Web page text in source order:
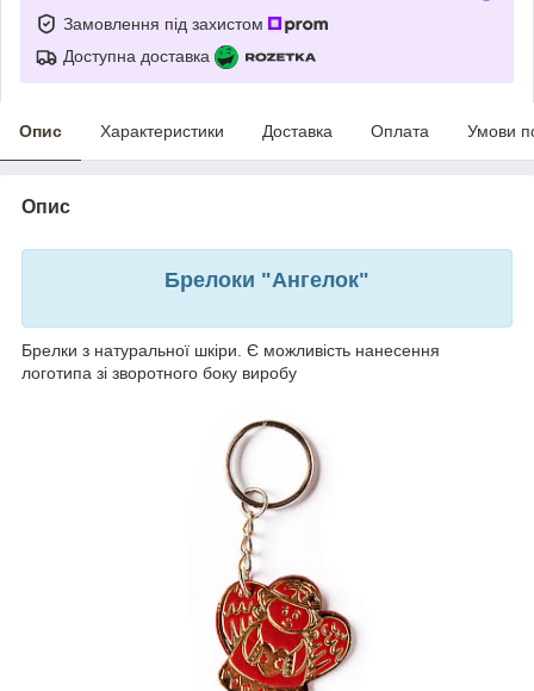
Замовлення під захистом
Доступна доставка
Опис Характеристики Доставка Оплата Умови
Опис
Брелоки "Ангелок"
Брелки з натуральної шкіри. Є можливість нанесення
логотипа зі зворотного боку виробу